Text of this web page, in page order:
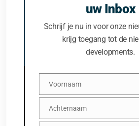
uw Inbox
Schrijf je nu in voor onze
krijg toegang tot de
developments.
Voornaam
Voornaam
Achternaam
Achternaam